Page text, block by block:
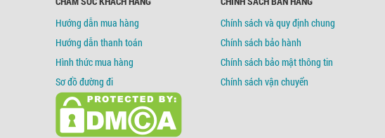
Hướng dẫn mua hàng
Hướng dẫn thanh toán
Hình thức mua hàng
Sơ đồ đường đi
Chính sách và quy định chung
Chính sách bảo hành
Chính sách bảo mật thông tin
Chính sách vận chuyển